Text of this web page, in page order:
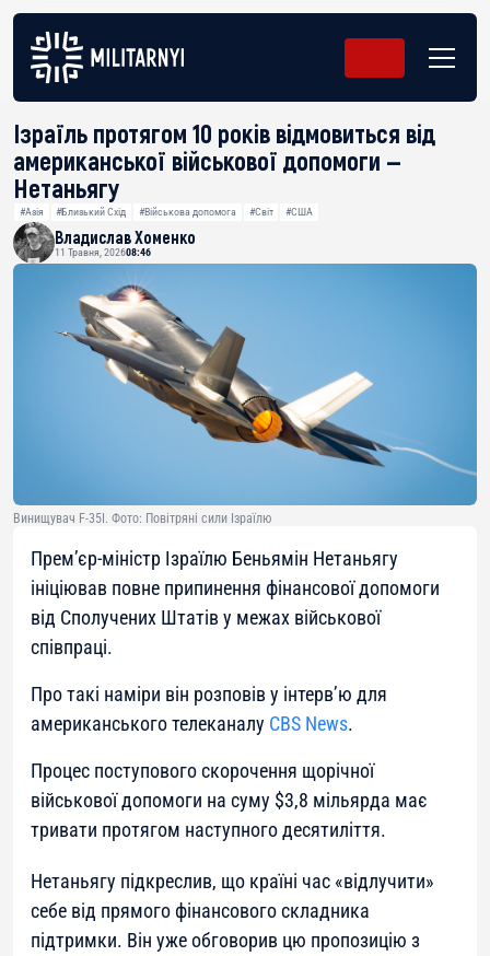
Ізраїль протягом 10 років відмовиться від
американської військової допомоги —
Нетаньягу
#Азія #Близький Схід #Військова допомога #Світ #США
Владислав Хоменко
11 Травня, 202608:46
Винищувач F-35I. Фото: Повітряні сили Ізраїлю
Прем’єр-міністр Ізраїлю Беньямін Нетаньягу
ініціював повне припинення фінансової допомоги
від Сполучених Штатів у межах військової
співпраці.
Про такі наміри він розповів у інтерв’ю для
американського телеканалу CBS News.
Процес поступового скорочення щорічної
військової допомоги на суму $3,8 мільярда має
тривати протягом наступного десятиліття.
Нетаньягу підкреслив, що країні час «відлучити»
себе від прямого фінансового складника
підтримки. Він уже обговорив цю пропозицію з